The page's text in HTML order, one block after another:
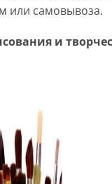
или самовывоза.
и